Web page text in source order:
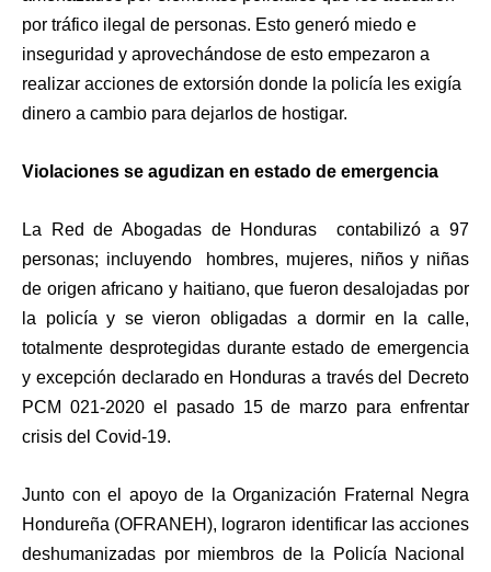
por tráfico ilegal de personas. Esto generó miedo e
inseguridad y aprovechándose de esto empezaron a
realizar acciones de extorsión donde la policía les exigía
dinero a cambio para dejarlos de hostigar.
Violaciones se agudizan en estado de emergencia
La Red de Abogadas de Honduras contabilizó a 97
personas; incluyendo hombres, mujeres, niños y niñas
de origen africano y haitiano, que fueron desalojadas por
la policía y se vieron obligadas a dormir en la calle,
totalmente desprotegidas durante estado de emergencia
y excepción declarado en Honduras a través del Decreto
PCM 021-2020 el pasado 15 de marzo para enfrentar
crisis del Covid-19.
Junto con el apoyo de la Organización Fraternal Negra
Hondureña (OFRANEH), lograron identificar las acciones
deshumanizadas por miembros de la Policía Nacional